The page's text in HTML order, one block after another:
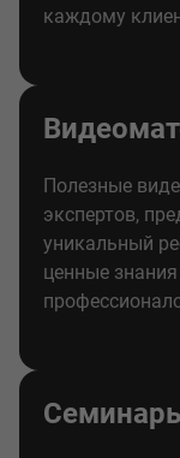
каждому
Полезные
экспертов,
уникальный
ценные